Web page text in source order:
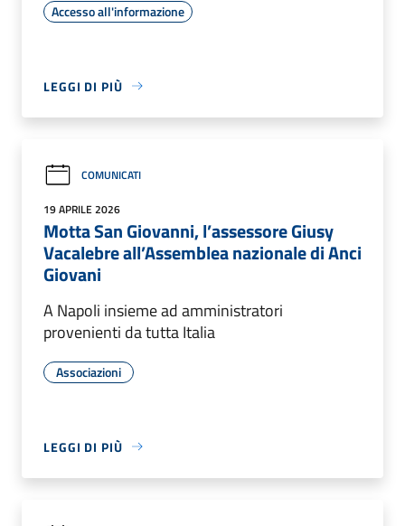
Accesso all'informazione
LEGGI DI PIÙ
COMUNICATI
19 APRILE 2026
Motta San Giovanni, l’assessore Giusy
Vacalebre all’Assemblea nazionale di Anci
Giovani
A Napoli insieme ad amministratori
provenienti da tutta Italia
Associazioni
LEGGI DI PIÙ